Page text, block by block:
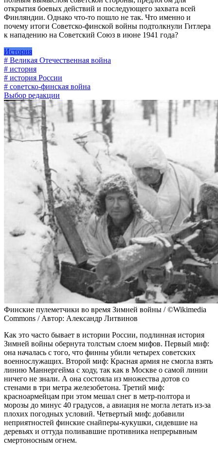
открытия боевых действий и последующего захвата всей
Финляндии. Однако что-то пошло не так. Что именно и
почему итоги Советско-финской войны подтолкнули Гитлера
к нападению на Советский Союз в июне 1941 года?
История
# Великая Отечественная война
# история
# история России
# советско-финская война
Выбор редакции
Финские пулеметчики во время Зимней войны / ©Wikimedia
Commons / Автор: Александр Литвинов
Как это часто бывает в истории России, подлинная история
Зимней войны обернута толстым слоем мифов. Первый миф:
она началась с того, что финны убили четырех советских
военнослужащих. Второй миф: Красная армия не смогла взять
линию Маннергейма с ходу, так как в Москве о самой линии
ничего не знали. А она состояла из множества дотов со
стенами в три метра железобетона. Третий миф:
красноармейцам при этом мешал снег в метр-полтора и
морозы до минус 40 градусов, а авиация не могла летать из-за
плохих погодных условий. Четвертый миф: добавили
неприятностей финские снайперы-кукушки, сидевшие на
деревьях и оттуда поливавшие противника непрерывным
смертоносным огнем.